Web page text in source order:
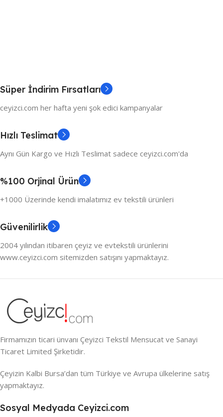
Süper İndirim Fırsatları
ceyizci.com her hafta yeni şok edici kampanyalar
Hızlı Teslimat
Aynı Gün Kargo ve Hızlı Teslimat sadece ceyizci.com'da
%100 Orjinal Ürün
+1000 Üzerinde kendi imalatımız ev tekstili ürünleri
Güvenilirlik
2004 yılından itibaren çeyiz ve evtekstili ürünlerini
www.ceyizci.com sitemizden satışını yapmaktayız.
Firmamızın ticari ünvanı Çeyizci Tekstil Mensucat ve Sanayi
Ticaret Limited Şirketidir.
Çeyizin Kalbi Bursa’dan tüm Türkiye ve Avrupa ülkelerine satış
yapmaktayız.
Sosyal Medyada Ceyizci.com